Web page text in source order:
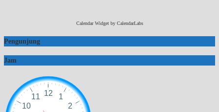
Calendar Widget by CalendarLabs
Pengunjung
Jam